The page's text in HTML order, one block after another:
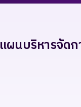
แผนบริหารจัดก